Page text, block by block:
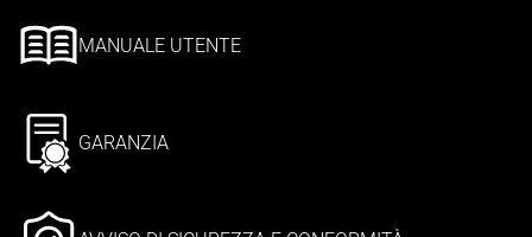
MANUALE UTENTE
GARANZIA